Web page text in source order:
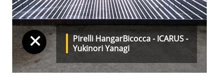
+
Pirelli HangarBicocca - ICARUS -
Yukinori Yanagi